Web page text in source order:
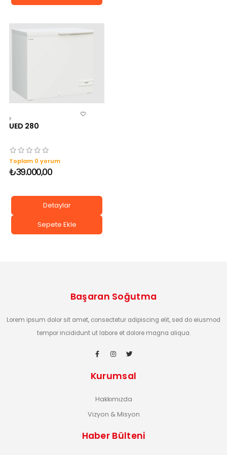
?
UED 280
Toplam 0 yorum
₺39.000,00
Detaylar
Sepete Ekle
Başaran Soğutma
Lorem ipsum dolor sit amet, consectetur adipiscing elit, sed do eiusmod
tempor incididunt ut labore et dolore magna aliqua.
Kurumsal
Hakkımızda
Vizyon & Misyon
Haber Bülteni